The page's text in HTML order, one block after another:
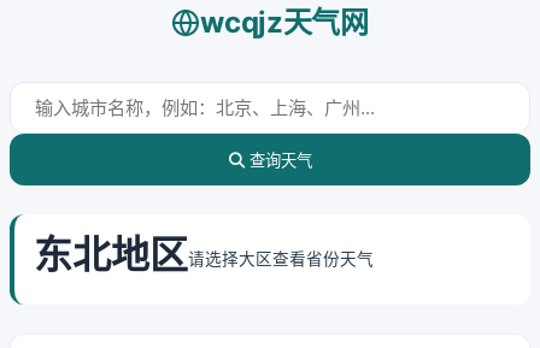
wcqjz天气网
查询天气
东北地区请选择大区查看省份天气